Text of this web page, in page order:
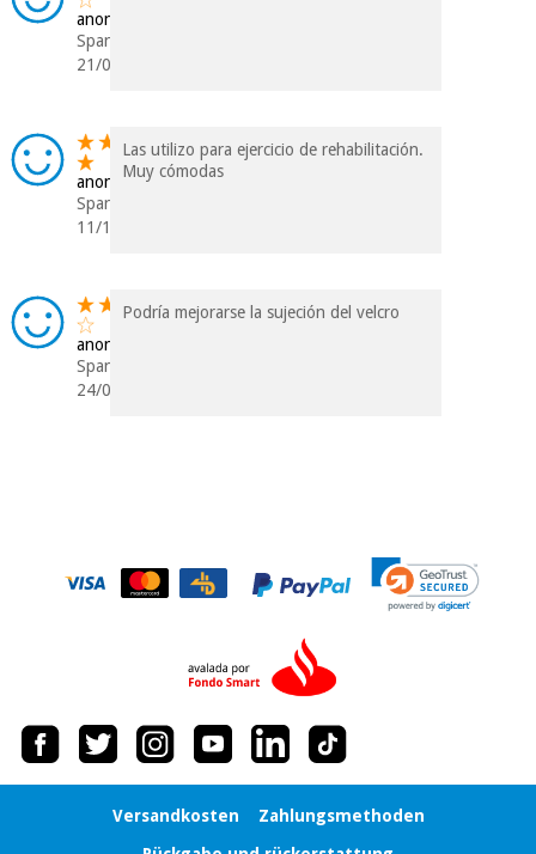
anonym
Spanien
21/06/2019
anonym
Spanien
11/10/2017
Las utilizo para ejercicio de rehabilitación.
Muy cómodas
anonym
Spanien
24/09/2017
Podría mejorarse la sujeción del velcro
Versandkosten
Zahlungsmethoden